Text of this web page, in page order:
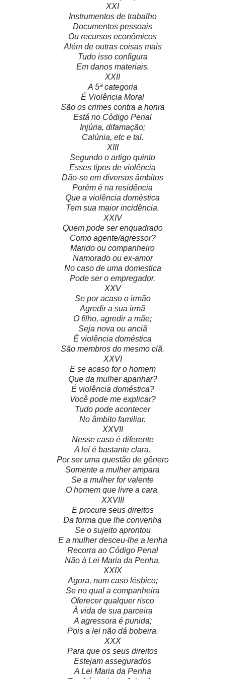
XXI
Instrumentos de trabalho
Documentos pessoais
Ou recursos econômicos
Além de outras coisas mais
Tudo isso configura
Em danos materiais.
XXII
A 5ª categoria
É Violência Moral
São os crimes contra a honra
Está no Código Penal
Injúria, difamação;
Calúnia, etc e tal.
XIII
Segundo o artigo quinto
Esses tipos de violência
Dão-se em diversos âmbitos
Porém é na residência
Que a violência doméstica
Tem sua maior incidência.
XXIV
Quem pode ser enquadrado
Como agente/agressor?
Marido ou companheiro
Namorado ou ex-amor
No caso de uma domestica
Pode ser o empregador.
XXV
Se por acaso o irmão
Agredir a sua irmã
O filho, agredir a mãe;
Seja nova ou anciã
É violência doméstica
São membros do mesmo clã.
XXVI
E se acaso for o homem
Que da mulher apanhar?
É violência doméstica?
Você pode me explicar?
Tudo pode acontecer
No âmbito familiar.
XXVII
Nesse caso é diferente
A lei é bastante clara.
Por ser uma questão de gênero
Somente a mulher ampara
Se a mulher for valente
O homem que livre a cara.
XXVIII
E procure seus direitos
Da forma que lhe convenha
Se o sujeito aprontou
E a mulher desceu-lhe a lenha
Recorra ao Código Penal
Não à Lei Maria da Penha.
XXIX
Agora, num caso lésbico;
Se no qual a companheira
Oferecer qualquer risco
À vida de sua parceira
A agressora é punida;
Pois a lei não dá bobeira.
XXX
Para que os seus direitos
Estejam assegurados
A Lei Maria da Penha